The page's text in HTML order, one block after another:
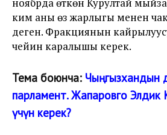
ким аны өз жарлыгы менен
деген. Фракциянын
чейин каралышы керек.
Тема боюнча: Чыңгызхандын
парламент. Жапаровго Элдик
үчүн керек?